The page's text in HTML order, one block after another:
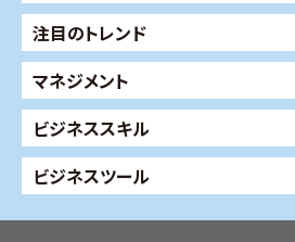
注目のトレンド
マネジメント
ビジネススキル
ビジネスツール